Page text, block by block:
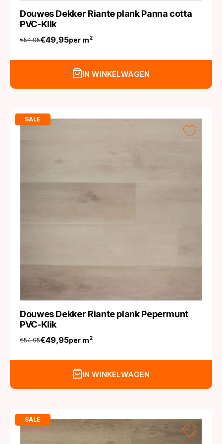
Douwes Dekker Riante plank Panna cotta
PVC-Klik
€54,95
Oorspronkelijke
prijs
€49,95
Huidige
prijs
per m2
IN WINKELWAGEN
SALE
Douwes Dekker Riante plank Pepermunt
PVC-Klik
€54,95
Oorspronkelijke
prijs
€49,95
Huidige
prijs
per m2
IN WINKELWAGEN
SALE